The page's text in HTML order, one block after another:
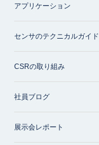
アプリケーション
センサのテクニカルガイド
CSRの取り組み
社員ブログ
展示会レポート